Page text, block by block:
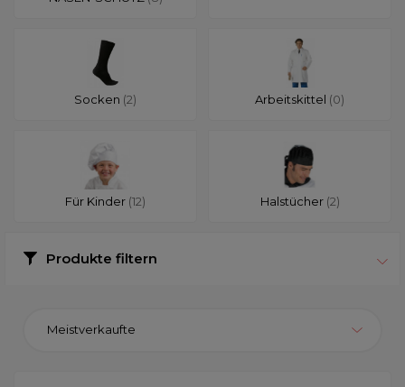
Socken (2) Arbeitskittel (0)
Für Kinder (12) Halstücher (2)
Produkte filtern
Meistverkaufte